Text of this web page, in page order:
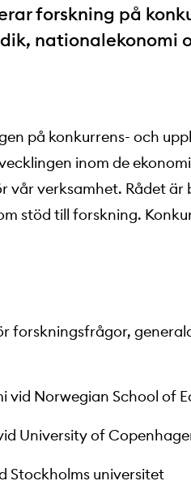
forskning på
nationalekonomi
på konkurrens- och
inom de
vår verksamhet. Rådet är
stöd till forskning.
forskningsfrågor,
vid Norwegian School of
University of
Stockholms universitet